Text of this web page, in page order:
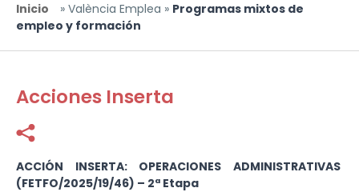
Usted está aquí
Inicio » València Emplea » Programas mixtos de
empleo y formación
Acciones Inserta
ACCIÓN INSERTA: OPERACIONES ADMINISTRATIVAS
(FETFO/2025/19/46) – 2ª Etapa